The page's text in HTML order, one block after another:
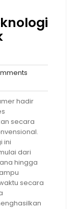
hadir
secara
ini
dari
hingga
secara